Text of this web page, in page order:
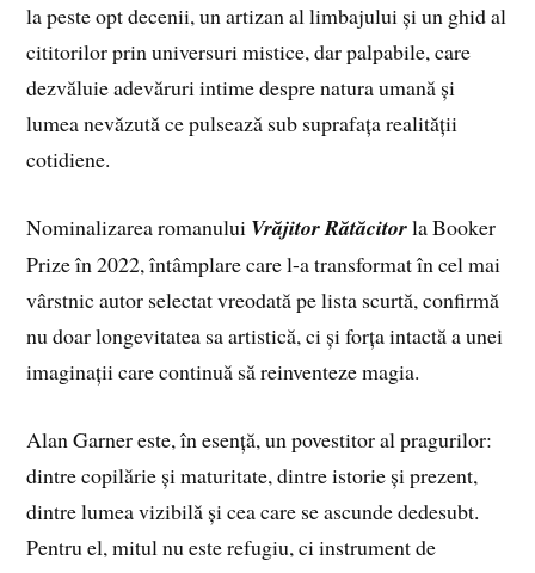
la peste opt decenii, un artizan al limbajului și un ghid al
cititorilor prin universuri mistice, dar palpabile, care
dezvăluie adevăruri intime despre natura umană și
lumea nevăzută ce pulsează sub suprafața realității
cotidiene.
Nominalizarea romanului Vrăjitor Rătăcitorla Booker
Prize în 2022, întâmplare care l-a transformat în cel mai
vârstnic autor selectat vreodată pe lista scurtă, confirmă
nu doar longevitatea sa artistică, ci și forța intactă a unei
imaginații care continuă să reinventeze magia.
Alan Garner este, în esență, un povestitor al pragurilor:
dintre copilărie și maturitate, dintre istorie și prezent,
dintre lumea vizibilă și cea care se ascunde dedesubt.
Pentru el, mitul nu este refugiu, ci instrument de